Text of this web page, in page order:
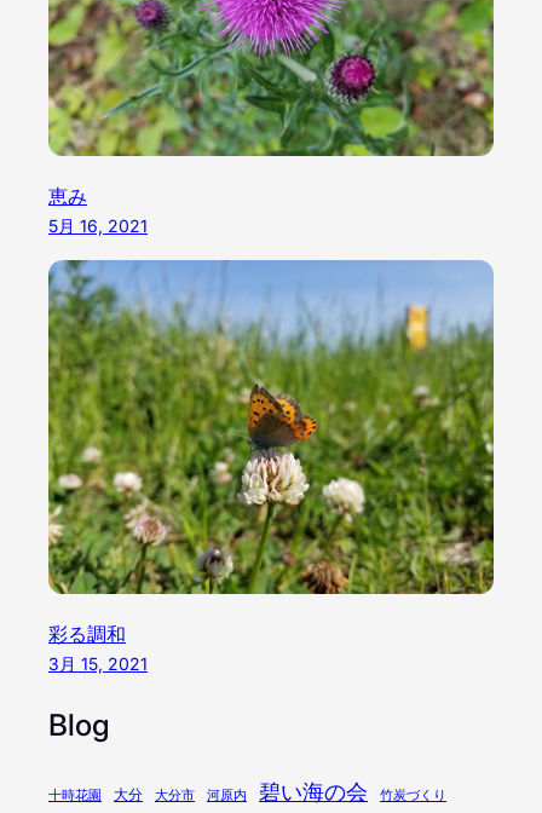
恵み
5月 16, 2021
彩る調和
3月 15, 2021
Blog
十時花園 大分 大分市 河原内 碧い海の会 竹炭づくり